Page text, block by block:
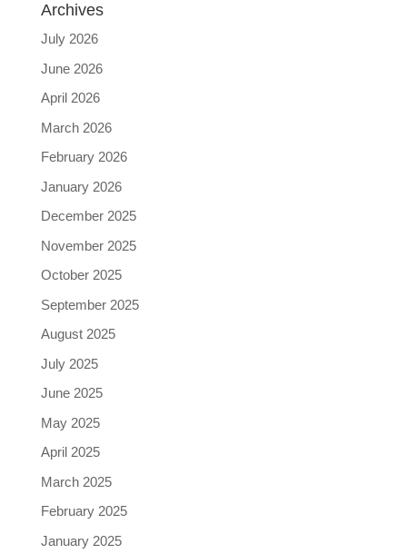
Archives
July 2026
June 2026
April 2026
March 2026
February 2026
January 2026
December 2025
November 2025
October 2025
September 2025
August 2025
July 2025
June 2025
May 2025
April 2025
March 2025
February 2025
January 2025